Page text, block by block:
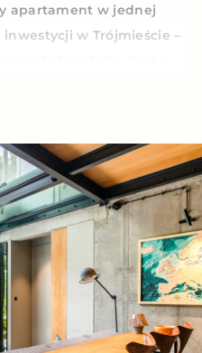
apartament w jednej
w Trójmieście –
z wysokimi oknami
kuchenny w pełni
oraz wyjście na prywatny
na las.
oraz elegancka